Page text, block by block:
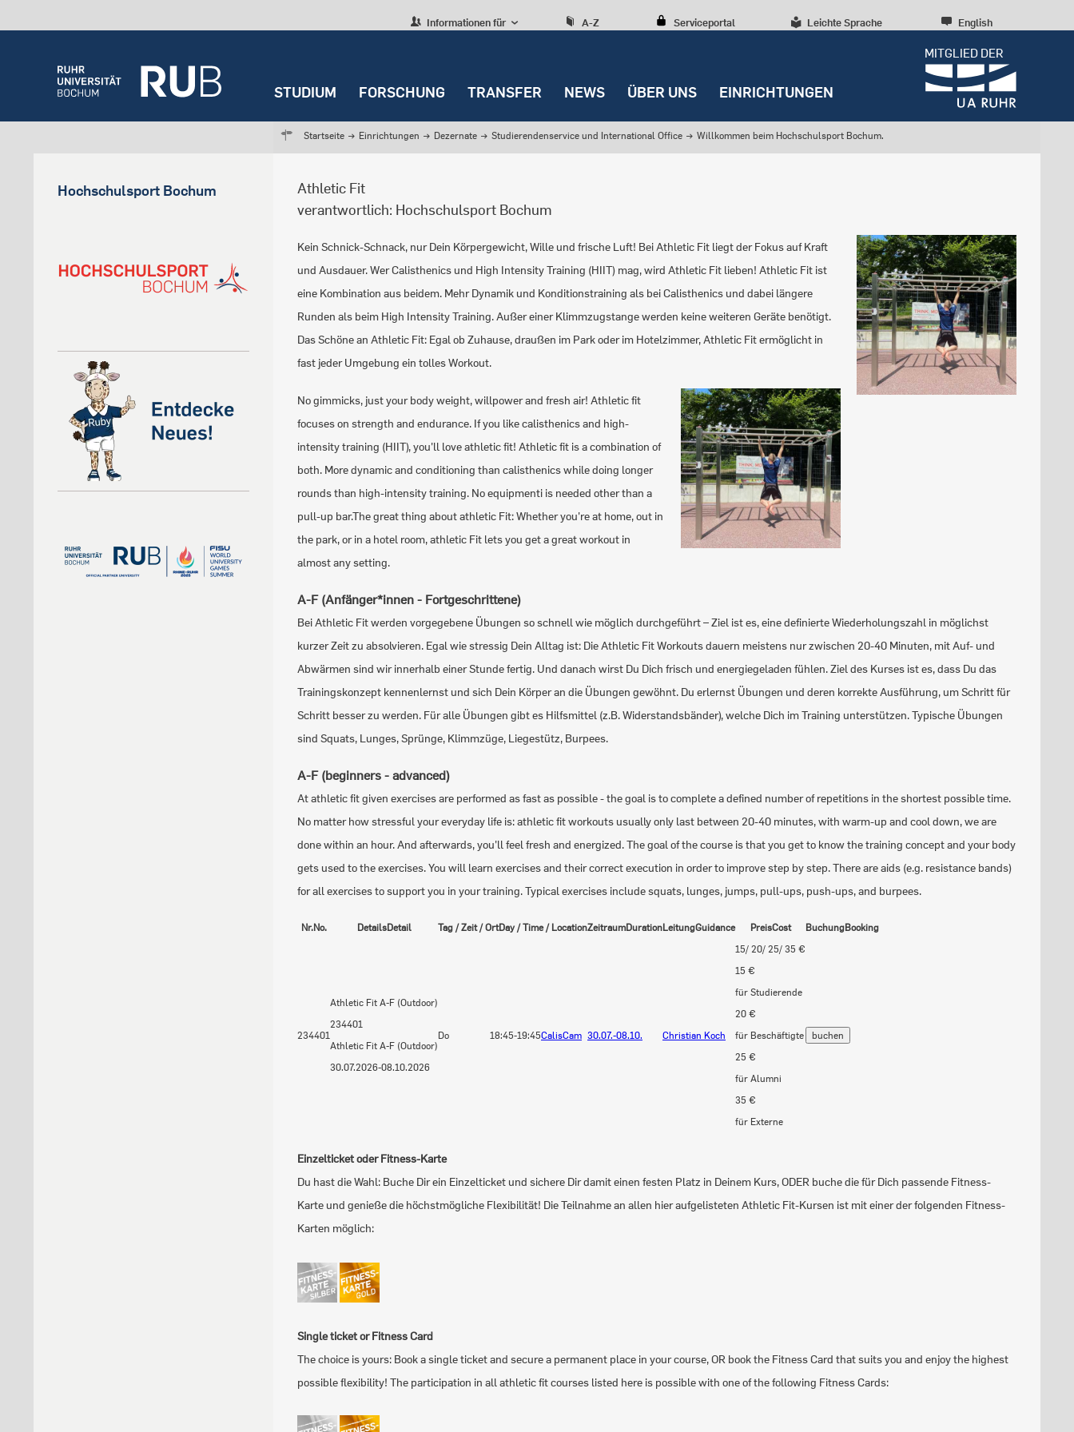
Informationen für A-Z Serviceportal Leichte Sprache English
STUDIUM FORSCHUNG TRANSFER NEWS ÜBER UNS EINRICHTUNGEN
MITGLIED DER
Startseite → Einrichtungen → Dezernate → Studierendenservice und International Office → Willkommen beim Hochschulsport Bochum.
Hochschulsport Bochum
Athletic Fit
verantwortlich: Hochschulsport Bochum
Kein Schnick-Schnack, nur Dein Körpergewicht, Wille und frische Luft! Bei Athletic Fit liegt der Fokus auf Kraft
und Ausdauer. Wer Calisthenics und High Intensity Training (HIIT) mag, wird Athletic Fit lieben! Athletic Fit ist
eine Kombination aus beidem. Mehr Dynamik und Konditionstraining als bei Calisthenics und dabei längere
Runden als beim High Intensity Training. Außer einer Klimmzugstange werden keine weiteren Geräte benötigt.
Das Schöne an Athletic Fit: Egal ob Zuhause, draußen im Park oder im Hotelzimmer, Athletic Fit ermöglicht in
fast jeder Umgebung ein tolles Workout.
No gimmicks, just your body weight, willpower and fresh air! Athletic fit
focuses on strength and endurance. If you like calisthenics and high-
intensity training (HIIT), you'll love athletic fit! Athletic fit is a combination of
both. More dynamic and conditioning than calisthenics while doing longer
rounds than high-intensity training. No equipmenti is needed other than a
pull-up bar.The great thing about athletic Fit: Whether you're at home, out in
the park, or in a hotel room, athletic Fit lets you get a great workout in
almost any setting.
A-F (Anfänger*innen - Fortgeschrittene)
Bei Athletic Fit werden vorgegebene Übungen so schnell wie möglich durchgeführt – Ziel ist es, eine definierte Wiederholungszahl in möglichst
kurzer Zeit zu absolvieren. Egal wie stressig Dein Alltag ist: Die Athletic Fit Workouts dauern meistens nur zwischen 20-40 Minuten, mit Auf- und
Abwärmen sind wir innerhalb einer Stunde fertig. Und danach wirst Du Dich frisch und energiegeladen fühlen. Ziel des Kurses ist es, dass Du das
Trainingskonzept kennenlernst und sich Dein Körper an die Übungen gewöhnt. Du erlernst Übungen und deren korrekte Ausführung, um Schritt für
Schritt besser zu werden. Für alle Übungen gibt es Hilfsmittel (z.B. Widerstandsbänder), welche Dich im Training unterstützen. Typische Übungen
sind Squats, Lunges, Sprünge, Klimmzüge, Liegestütz, Burpees.
A-F (beginners - advanced)
At athletic fit given exercises are performed as fast as possible - the goal is to complete a defined number of repetitions in the shortest possible time.
No matter how stressful your everyday life is: athletic fit workouts usually only last between 20-40 minutes, with warm-up and cool down, we are
done within an hour. And afterwards, you'll feel fresh and energized. The goal of the course is that you get to know the training concept and your body
gets used to the exercises. You will learn exercises and their correct execution in order to improve step by step. There are aids (e.g. resistance bands)
for all exercises to support you in your training. Typical exercises include squats, lunges, jumps, pull-ups, push-ups, and burpees.
Nr.No. DetailsDetail Tag / Zeit / OrtDay / Time / LocationZeitraumDurationLeitungGuidance PreisCost BuchungBooking
234401
Athletic Fit A-F (Outdoor)
234401
Athletic Fit A-F (Outdoor)
30.07.2026-08.10.2026
Do 18:45-19:45CalisCam 30.07.-08.10. Christian Koch
15/ 20/ 25/ 35 €
15 €
für Studierende
20 €
für Beschäftigte
25 €
für Alumni
35 €
für Externe
Einzelticket oder Fitness-Karte
Du hast die Wahl: Buche Dir ein Einzelticket und sichere Dir damit einen festen Platz in Deinem Kurs, ODER buche die für Dich passende Fitness-
Karte und genieße die höchstmögliche Flexibilität! Die Teilnahme an allen hier aufgelisteten Athletic Fit-Kursen ist mit einer der folgenden Fitness-
Karten möglich:
Single ticket or Fitness Card
The choice is yours: Book a single ticket and secure a permanent place in your course, OR book the Fitness Card that suits you and enjoy the highest
possible flexibility! The participation in all athletic fit courses listed here is possible with one of the following Fitness Cards: